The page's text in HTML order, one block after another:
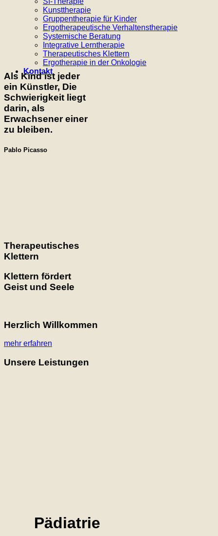
Kunsttherapie
Gruppentherapie für Kinder
Ergotherapeutische Verhaltenstherapie
Systemische Beratung
Integrative Lerntherapie
Therapeutisches Klettern
Ergotherapie in der Onkologie
Kontakt
Als Kind ist jeder
ein Künstler, Die
Schwierigkeit liegt
darin, als
Erwachsener einer
zu bleiben.
Pablo Picasso
Therapeutisches
Klettern
Klettern fördert
Geist und Seele
Herzlich Willkommen
mehr erfahren
Unsere Leistungen
Pädiatrie